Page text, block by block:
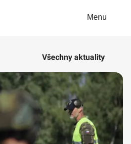
Menu
Všechny aktuality